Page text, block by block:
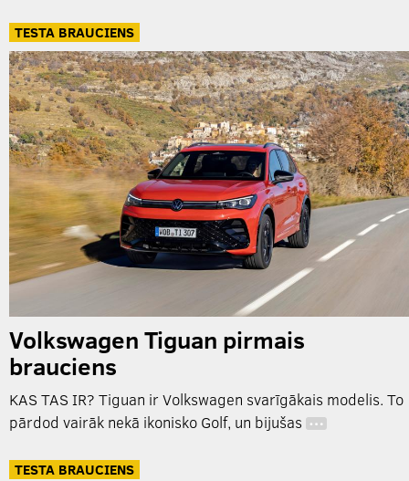
TESTA BRAUCIENS
Volkswagen Tiguan pirmais
brauciens
KAS TAS IR? Tiguan ir Volkswagen svarīgākais modelis. To
pārdod vairāk nekā ikonisko Golf, un bijušas …
TESTA BRAUCIENS